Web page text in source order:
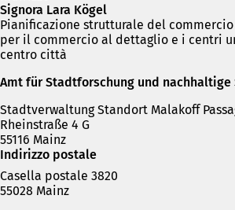
Signora Lara Kögel
Pianificazione strutturale del
per il commercio al dettaglio e i centri
centro città
Amt für Stadtforschung und
Stadtverwaltung Standort Malakoff
Rheinstraße 4 G
55116 Mainz
Indirizzo postale
Casella postale 3820
55028 Mainz